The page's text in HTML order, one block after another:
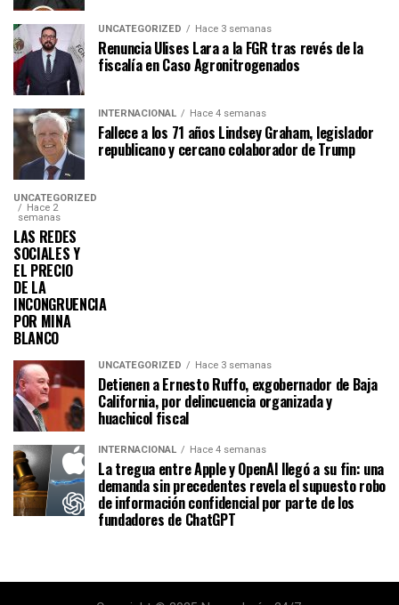
UNCATEGORIZED Hace 3 semanas
Renuncia Ulises Lara a la FGR tras revés de la
fiscalía en Caso Agronitrogenados
INTERNACIONAL Hace 4 semanas
Fallece a los 71 años Lindsey Graham, legislador
republicano y cercano colaborador de Trump
UNCATEGORIZED
Hace 2
semanas
LAS REDES
SOCIALES Y
EL PRECIO
DE LA
INCONGRUENCIA
POR MINA
BLANCO
UNCATEGORIZED Hace 3 semanas
Detienen a Ernesto Ruffo, exgobernador de Baja
California, por delincuencia organizada y
huachicol fiscal
INTERNACIONAL Hace 4 semanas
La tregua entre Apple y OpenAI llegó a su fin: una
demanda sin precedentes revela el supuesto robo
de información confidencial por parte de los
fundadores de ChatGPT